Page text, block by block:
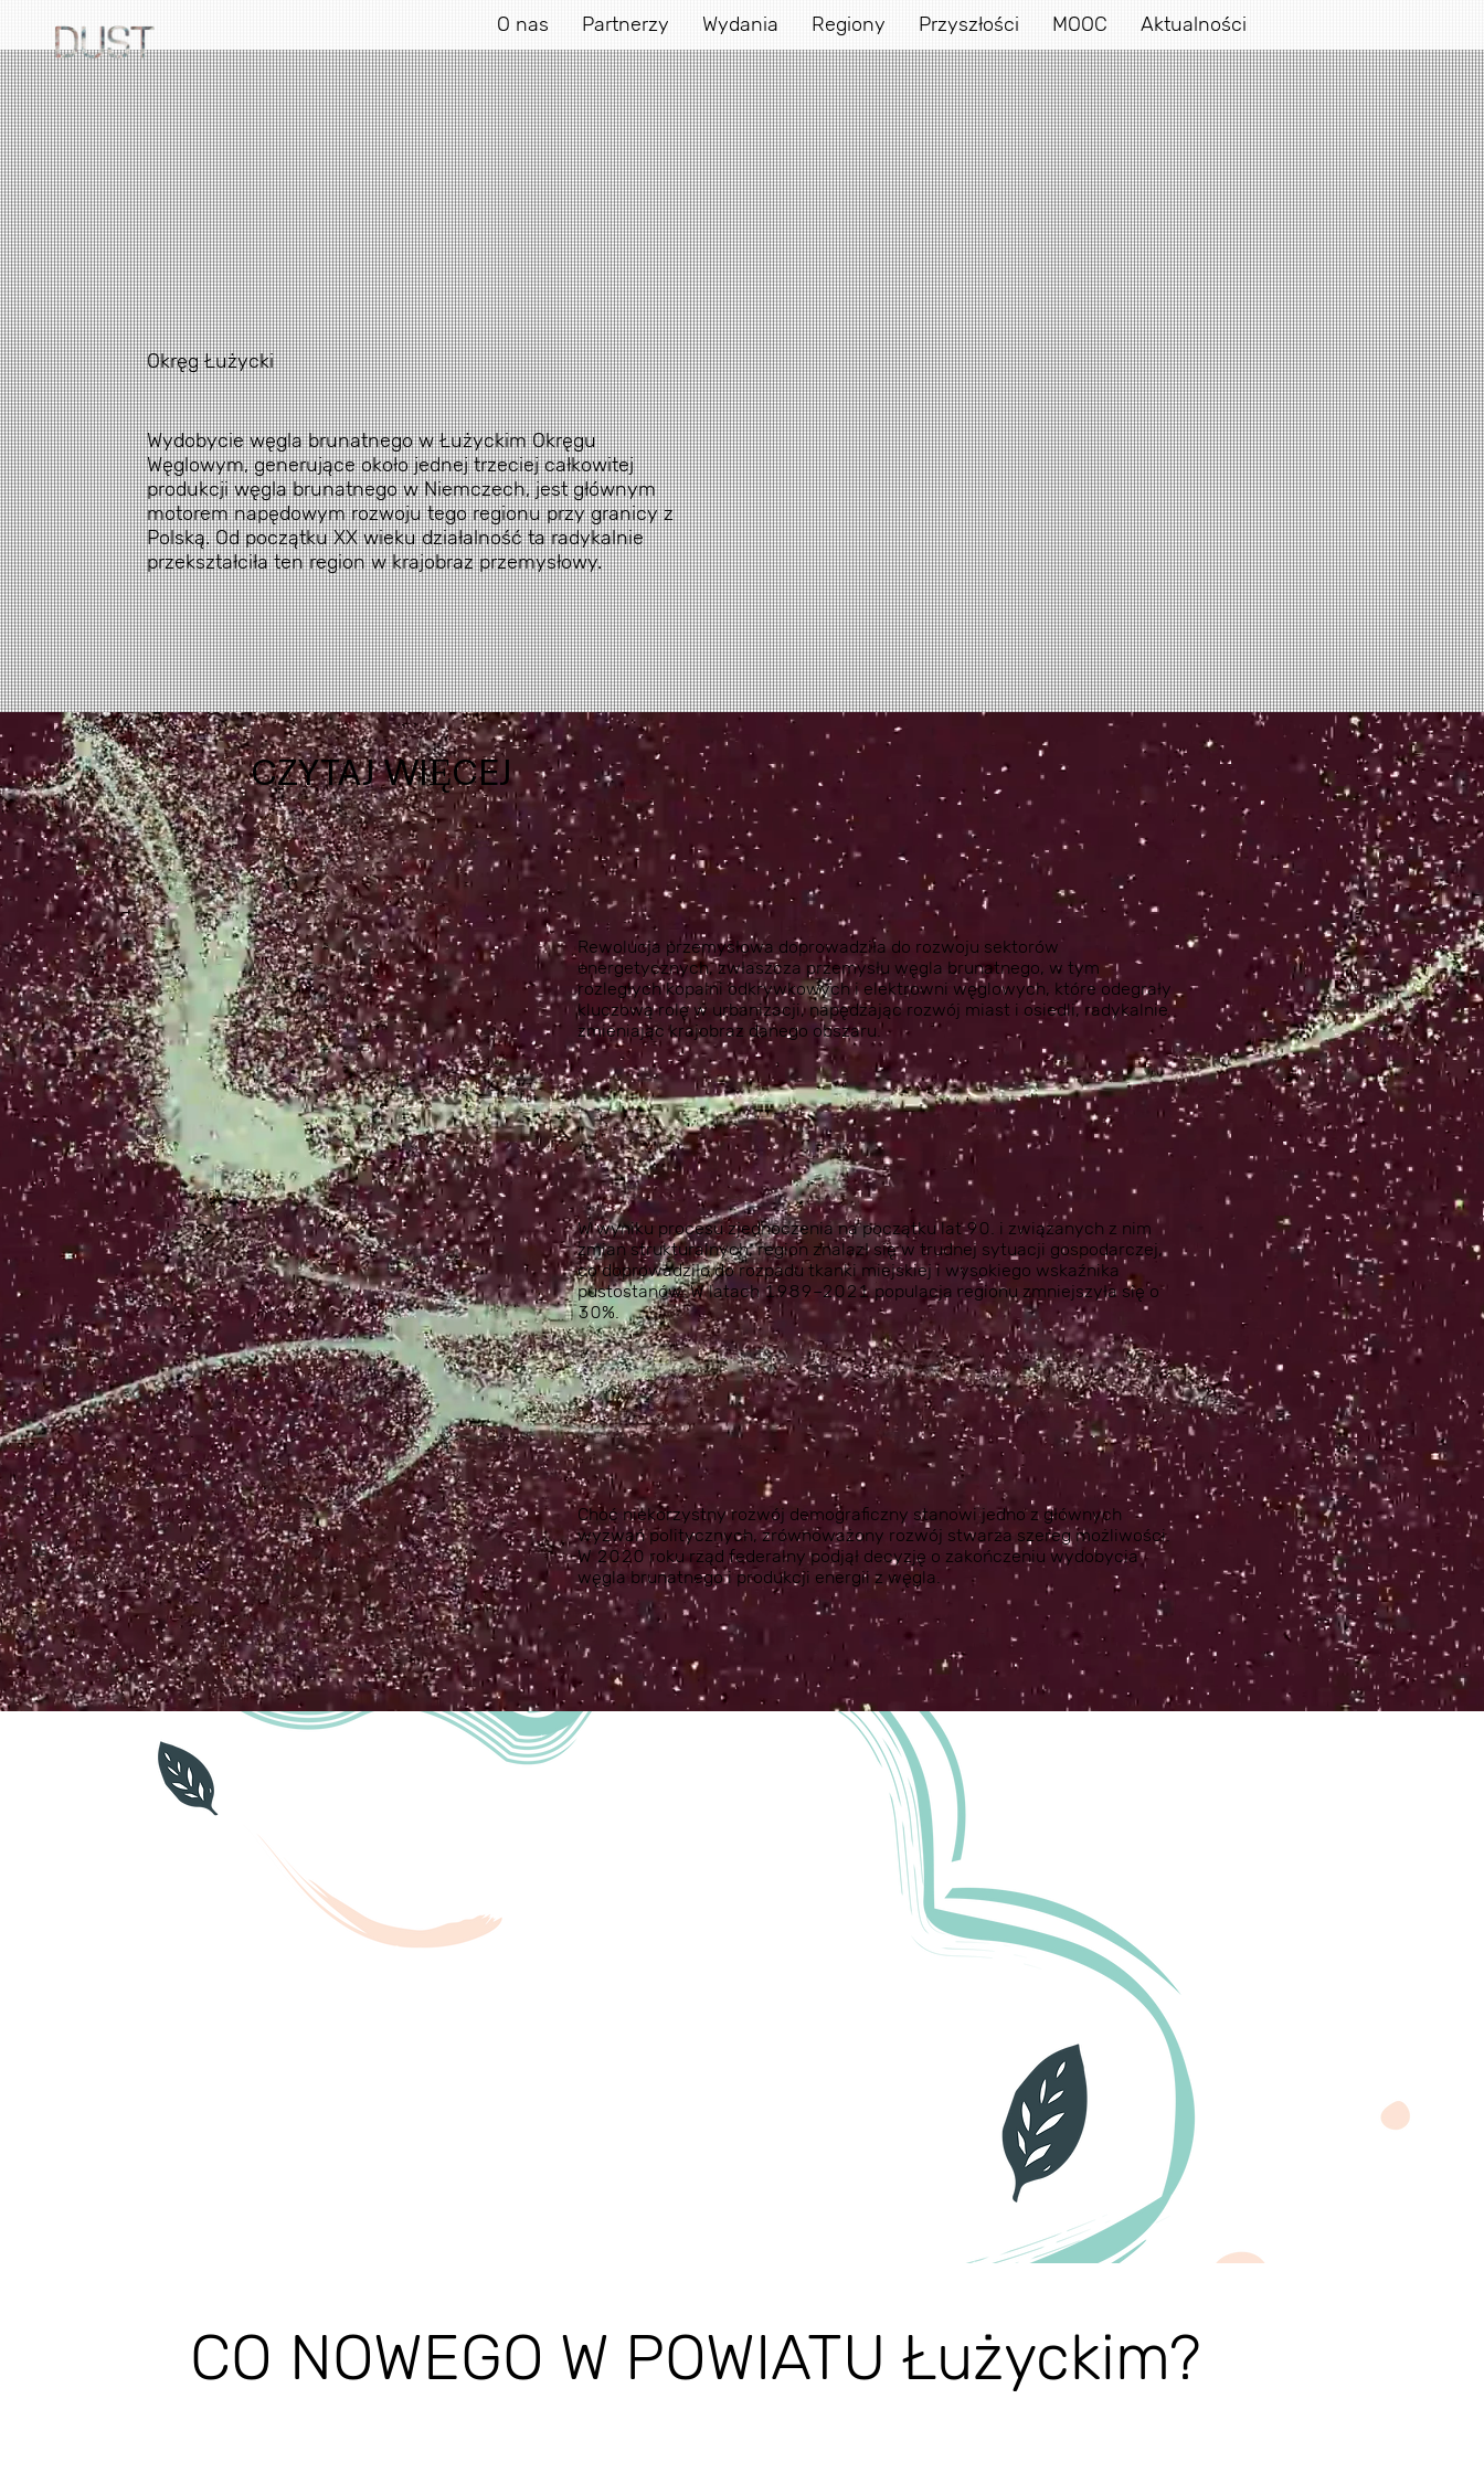
O nas Partnerzy Wydania Regiony Przyszłości MOOC Aktualności
CO NOWEGO W POWIATU Łużyckim?
Okręg Łużycki
Wydobycie węgla brunatnego w Łużyckim Okręgu
Węglowym, generujące około jednej trzeciej całkowitej
produkcji węgla brunatnego w Niemczech, jest głównym
motorem napędowym rozwoju tego regionu przy granicy z
Polską. Od początku XX wieku działalność ta radykalnie
przekształciła ten region w krajobraz przemysłowy.
Rewolucja przemysłowa doprowadziła do rozwoju sektorów
energetycznych, zwłaszcza przemysłu węgla brunatnego, w tym
rozległych kopalni odkrywkowych i elektrowni węglowych, które odegrały
kluczową rolę w urbanizacji, napędzając rozwój miast i osiedli, radykalnie
zmieniając krajobraz danego obszaru.
CZYTAJ WIĘCEJ
W wyniku procesu zjednoczenia na początku lat 90. i związanych z nim
zmian strukturalnych, region znalazł się w trudnej sytuacji gospodarczej,
co doprowadziło do rozpadu tkanki miejskiej i wysokiego wskaźnika
pustostanów. W latach 1989–2021 populacja regionu zmniejszyła się o
30%.
Choć niekorzystny rozwój demograficzny stanowi jedno z głównych
wyzwań politycznych, zrównoważony rozwój stwarza szereg możliwości.
W 2020 roku rząd federalny podjął decyzję o zakończeniu wydobycia
węgla brunatnego i produkcji energii z węgla.